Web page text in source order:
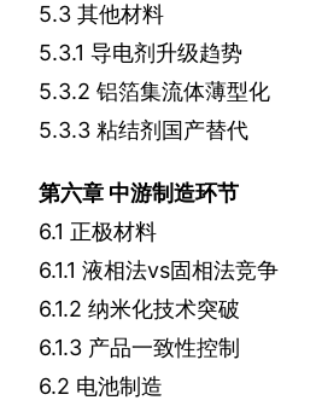
5.3 其他材料
5.3.1 导电剂升级趋势
5.3.2 铝箔集流体薄型化
5.3.3 粘结剂国产替代
第六章 中游制造环节
6.1 正极材料
6.1.1 液相法vs固相法竞争
6.1.2 纳米化技术突破
6.1.3 产品一致性控制
6.2 电池制造